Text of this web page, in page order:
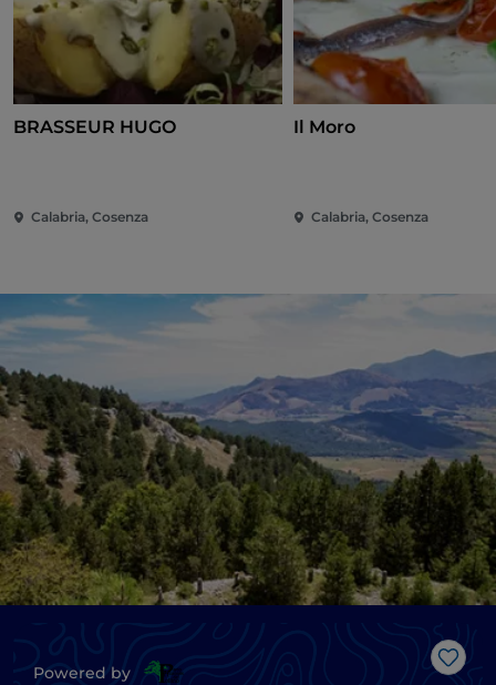
BRASSEUR HUGO
Calabria, Cosenza
Il Moro
Calabria, Cosenza
Me
Powered by